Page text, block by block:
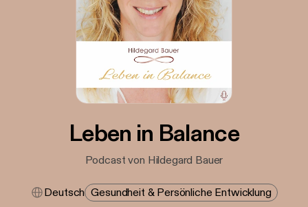
Leben in Balance
Podcast von Hildegard Bauer
Deutsch Gesundheit & Persönliche Entwicklung